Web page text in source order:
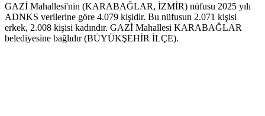
GAZİ Mahallesi'nin (KARABAĞLAR, İZMİR) nüfusu 2025 yılı
ADNKS verilerine göre 4.079 kişidir. Bu nüfusun 2.071 kişisi
erkek, 2.008 kişisi kadındır. GAZİ Mahallesi KARABAĞLAR
belediyesine bağlıdır (BÜYÜKŞEHİR İLÇE).